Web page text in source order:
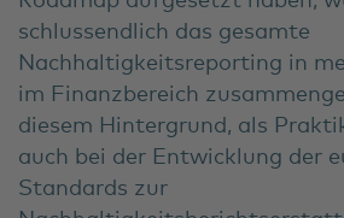
schlussendlich das gesamte
Nachhaltigkeitsreporting in
im Finanzbereich
diesem Hintergrund, als
auch bei der Entwicklung der
Standards zur